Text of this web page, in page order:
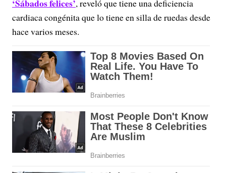
‘Sábados felices’, reveló que tiene una deficiencia
cardiaca congénita que lo tiene en silla de ruedas desde
hace varios meses.